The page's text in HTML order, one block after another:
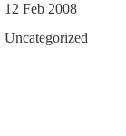
12 Feb 2008
Uncategorized